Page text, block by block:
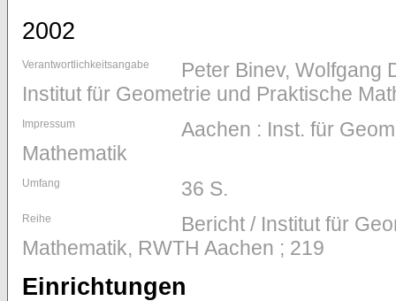
2002
Verantwortlichkeitsangabe
Peter Binev, Wolfgang
Institut für Geometrie und Praktische
Impressum
Aachen : Inst. für
Mathematik
Umfang 36 S.
Reihe
Bericht / Institut für
Mathematik, RWTH Aachen ; 219
Einrichtungen